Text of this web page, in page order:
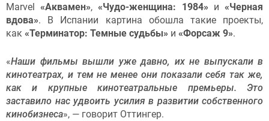
Marvel«Аквамен»,«Чудо-женщина: 1984» и«Черная
вдова». В Испании картина обошла такие проекты,
как «Терминатор: Темные судьбы» и «Форсаж 9».
«Наши фильмы вышли уже давно, их не выпускали в
кинотеатрах, и тем не менее они показали себя так же,
как и крупные кинотеатральные премьеры. Это
заставило нас удвоить усилия в развитии собственного
кинобизнеса», — говорит Оттингер.